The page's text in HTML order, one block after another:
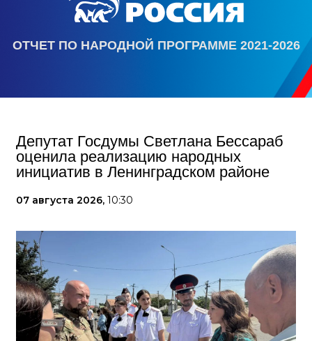
ОТЧЕТ ПО НАРОДНОЙ ПРОГРАММЕ 2021-2026
Депутат Госдумы Светлана Бессараб
оценила реализацию народных
инициатив в Ленинградском районе
07 августа 2026, 10:30